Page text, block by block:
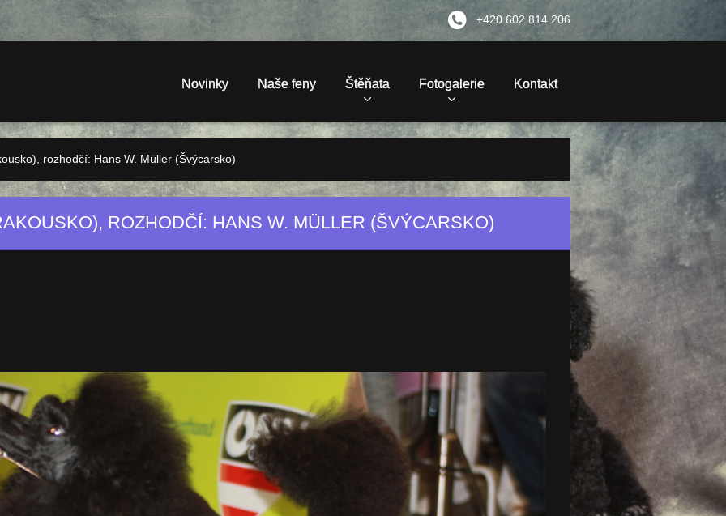
+420 602 814 206
Novinky Naše feny Štěňata Fotogalerie Kontakt
rozhodčí: Hans W. Müller (Švýcarsko)
ROZHODČÍ: HANS W. MÜLLER (ŠVÝCARSKO)